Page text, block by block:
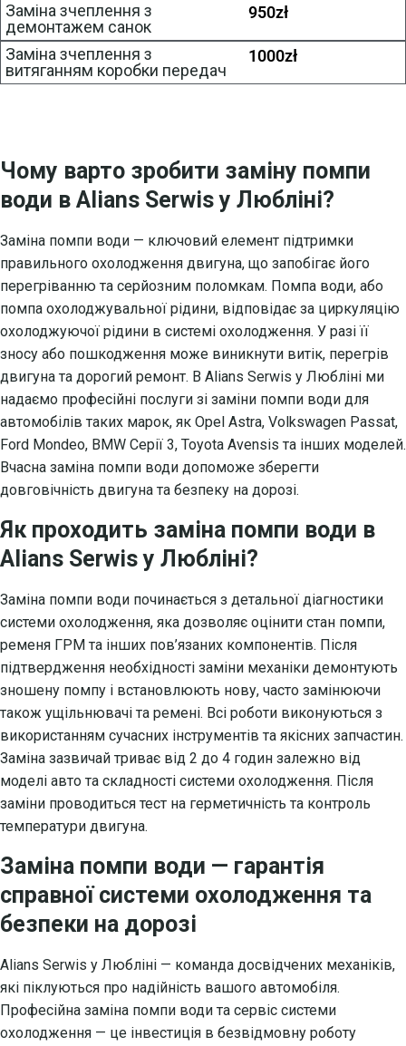
Заміна зчеплення з
демонтажем санок
950zł
Заміна зчеплення з
витяганням коробки передач
1000zł
Чому варто зробити заміну помпи
води в Alians Serwis у Любліні?
Заміна помпи води — ключовий елемент підтримки
правильного охолодження двигуна, що запобігає його
перегріванню та серйозним поломкам. Помпа води, або
помпа охолоджувальної рідини, відповідає за циркуляцію
охолоджуючої рідини в системі охолодження. У разі її
зносу або пошкодження може виникнути витік, перегрів
двигуна та дорогий ремонт. В Alians Serwis у Любліні ми
надаємо професійні послуги зі заміни помпи води для
автомобілів таких марок, як Opel Astra, Volkswagen Passat,
Ford Mondeo, BMW Серії 3, Toyota Avensis та інших моделей.
Вчасна заміна помпи води допоможе зберегти
довговічність двигуна та безпеку на дорозі.
Як проходить заміна помпи води в
Alians Serwis у Любліні?
Заміна помпи води починається з детальної діагностики
системи охолодження, яка дозволяє оцінити стан помпи,
ременя ГРМ та інших пов’язаних компонентів. Після
підтвердження необхідності заміни механіки демонтують
зношену помпу і встановлюють нову, часто замінюючи
також ущільнювачі та ремені. Всі роботи виконуються з
використанням сучасних інструментів та якісних запчастин.
Заміна зазвичай триває від 2 до 4 годин залежно від
моделі авто та складності системи охолодження. Після
заміни проводиться тест на герметичність та контроль
температури двигуна.
Заміна помпи води — гарантія
справної системи охолодження та
безпеки на дорозі
Alians Serwis у Любліні — команда досвідчених механіків,
які піклуються про надійність вашого автомобіля.
Професійна заміна помпи води та сервіс системи
охолодження — це інвестиція в безвідмовну роботу